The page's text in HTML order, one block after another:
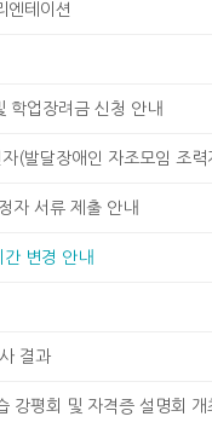
엔테이션
학업장려금 신청 안내
(발달장애인 자조모임 조력
자 서류 제출 안내
변경 안내
결과
강평회 및 자격증 설명회 개